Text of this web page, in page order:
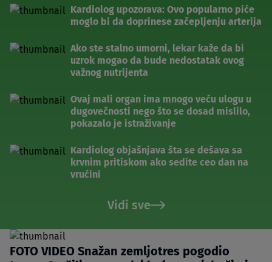
Kardiolog upozorava: Ovo popularno piće
moglo bi da doprinese začepljenju arterija
Ako ste stalno umorni, lekar kaže da bi
uzrok mogao da bude nedostatak ovog
važnog nutrijenta
Ovaj mali organ ima mnogo veću ulogu u
dugovečnosti nego što se dosad mislilo,
pokazalo je istraživanje
Kardiolog objašnjava šta se dešava sa
krvnim pritiskom ako sedite ceo dan na
vrućini
Vidi sve
FOTO VIDEO Snažan zemljotres pogodio